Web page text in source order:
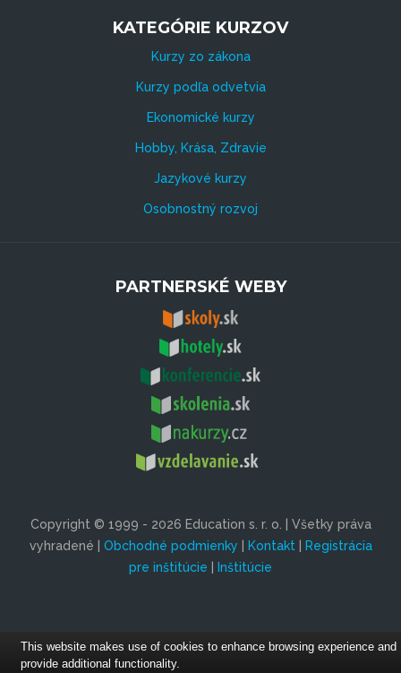
KATEGÓRIE KURZOV
Kurzy zo zákona
Kurzy podľa odvetvia
Ekonomické kurzy
Hobby, Krása, Zdravie
Jazykové kurzy
Osobnostný rozvoj
PARTNERSKÉ WEBY
Copyright © 1999 - 2026 Education s. r. o. | Všetky práva
vyhradené | Obchodné podmienky | Kontakt| Registrácia
pre inštitúcie | Inštitúcie
This website makes use of cookies to enhance browsing experience and
provide additional functionality.